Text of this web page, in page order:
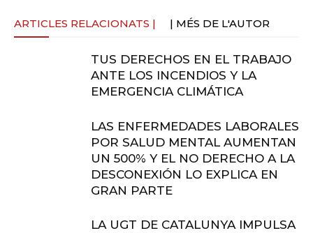
ARTICLES RELACIONATS | | MÉS DE L'AUTOR
TUS DERECHOS EN EL TRABAJO
ANTE LOS INCENDIOS Y LA
EMERGENCIA CLIMÁTICA
LAS ENFERMEDADES LABORALES
POR SALUD MENTAL AUMENTAN
UN 500% Y EL NO DERECHO A LA
DESCONEXIÓN LO EXPLICA EN
GRAN PARTE
LA UGT DE CATALUNYA IMPULSA